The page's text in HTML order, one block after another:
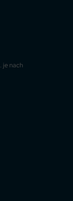
je nach